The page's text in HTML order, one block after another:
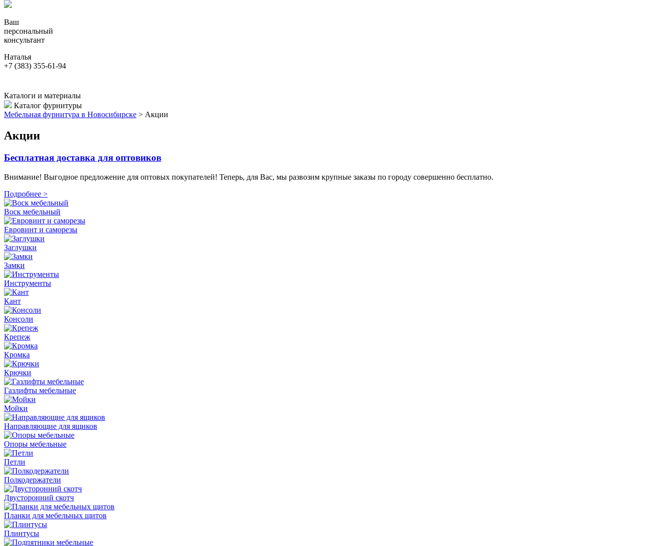
Ваш
персональный
консультант
Наталья
+7 (383) 355-61-94
Каталоги и материалы
Каталог фурнитуры
Мебельная фурнитура в Новосибирске > Акции
Акции
Бесплатная доставка для оптовиков
Внимание! Выгодное предложение для оптовых покупателей! Теперь, для Вас, мы развозим крупные заказы по городу совершенно бесплатно.
Подробнее >
Воск мебельный
Евровинт и саморезы
Заглушки
Замки
Инструменты
Кант
Консоли
Крепеж
Кромка
Крючки
Газлифты мебельные
Мойки
Направляющие для ящиков
Опоры мебельные
Петли
Полкодержатели
Двусторонний скотч
Планки для мебельных щитов
Плинтусы